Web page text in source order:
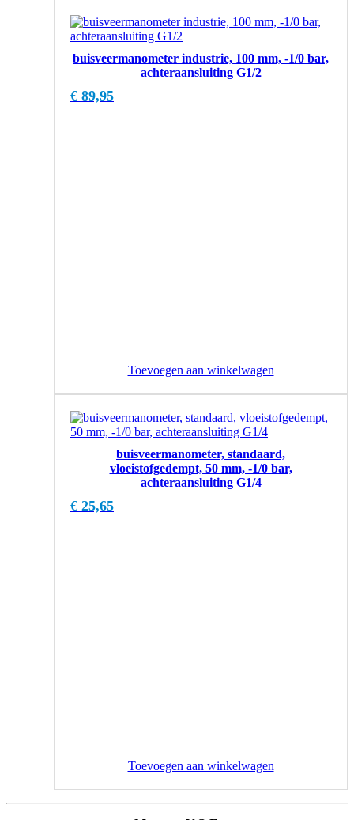
buisveermanometer industrie, 100 mm, -1/0 bar,
achteraansluiting G1/2
€ 89,95
Toevoegen aan winkelwagen
buisveermanometer, standaard,
vloeistofgedempt, 50 mm, -1/0 bar,
achteraansluiting G1/4
€ 25,65
Toevoegen aan winkelwagen